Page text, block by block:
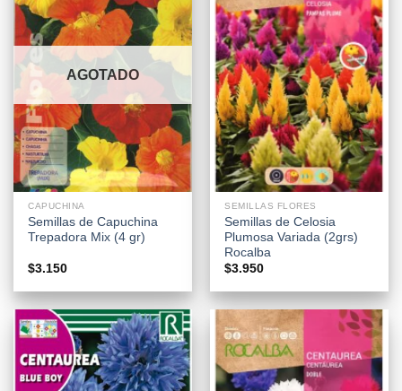
AGOTADO
CAPUCHINA
Semillas de Capuchina
Trepadora Mix (4 gr)
$3.150
SEMILLAS FLORES
Semillas de Celosia
Plumosa Variada (2grs)
Rocalba
$3.950